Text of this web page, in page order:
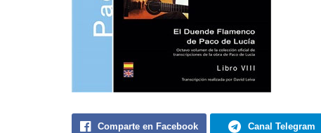
Comparte en Facebook Canal Telegram